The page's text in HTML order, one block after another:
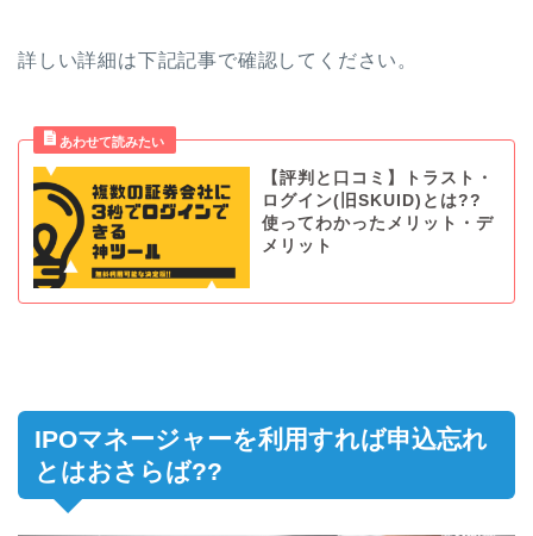
詳しい詳細は下記記事で確認してください。
【評判と口コミ】トラスト・
ログイン(旧SKUID)とは??
使ってわかったメリット・デ
メリット
IPOマネージャーを利用すれば申込忘れ
とはおさらば??